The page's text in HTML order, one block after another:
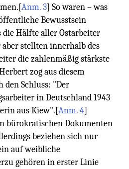
[Anm. 3] So waren – was
Bewusstsein
die Hälfte aller Ostarbeiter
stellten innerhalb des
die zahlenmäßig stärkste
zog aus diesem
den Schluss: "Der
in Deutschland 1943
aus Kiew". [Anm. 4]
bürokratischen Dokumenten
beziehen sich nur
auf weibliche
gehören in erster Linie